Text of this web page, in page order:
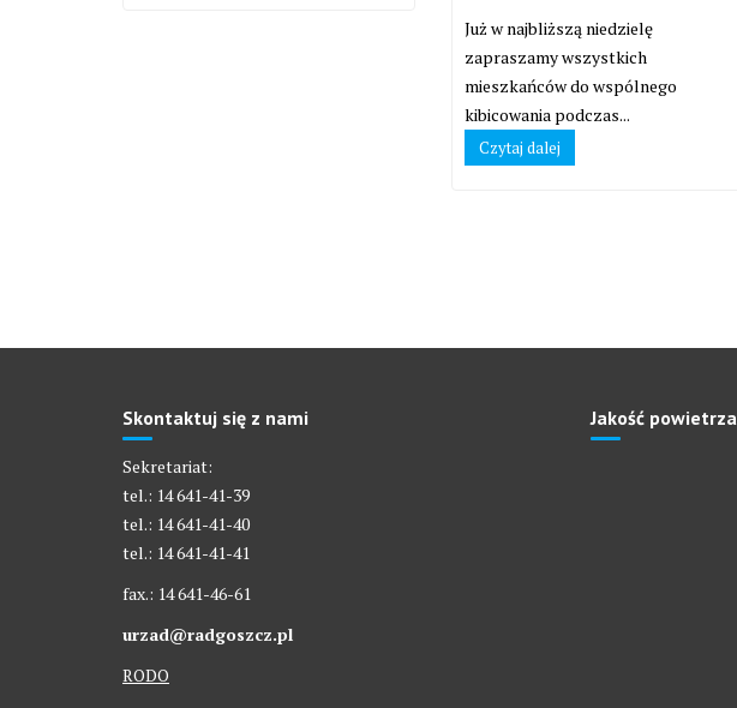
Już w najbliższą niedzielę
zapraszamy wszystkich
mieszkańców do wspólnego
kibicowania podczas...
Czytaj dalej
Skontaktuj się z nami
Sekretariat:
tel.: 14 641-41-39
tel.: 14 641-41-40
tel.: 14 641-41-41
fax.: 14 641-46-61
urzad@radgoszcz.pl
RODO
Jakość powietrza